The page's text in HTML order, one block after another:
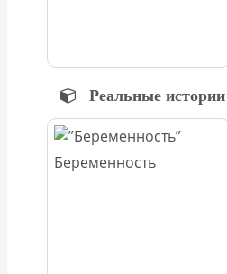
Реальные истории
Беременность